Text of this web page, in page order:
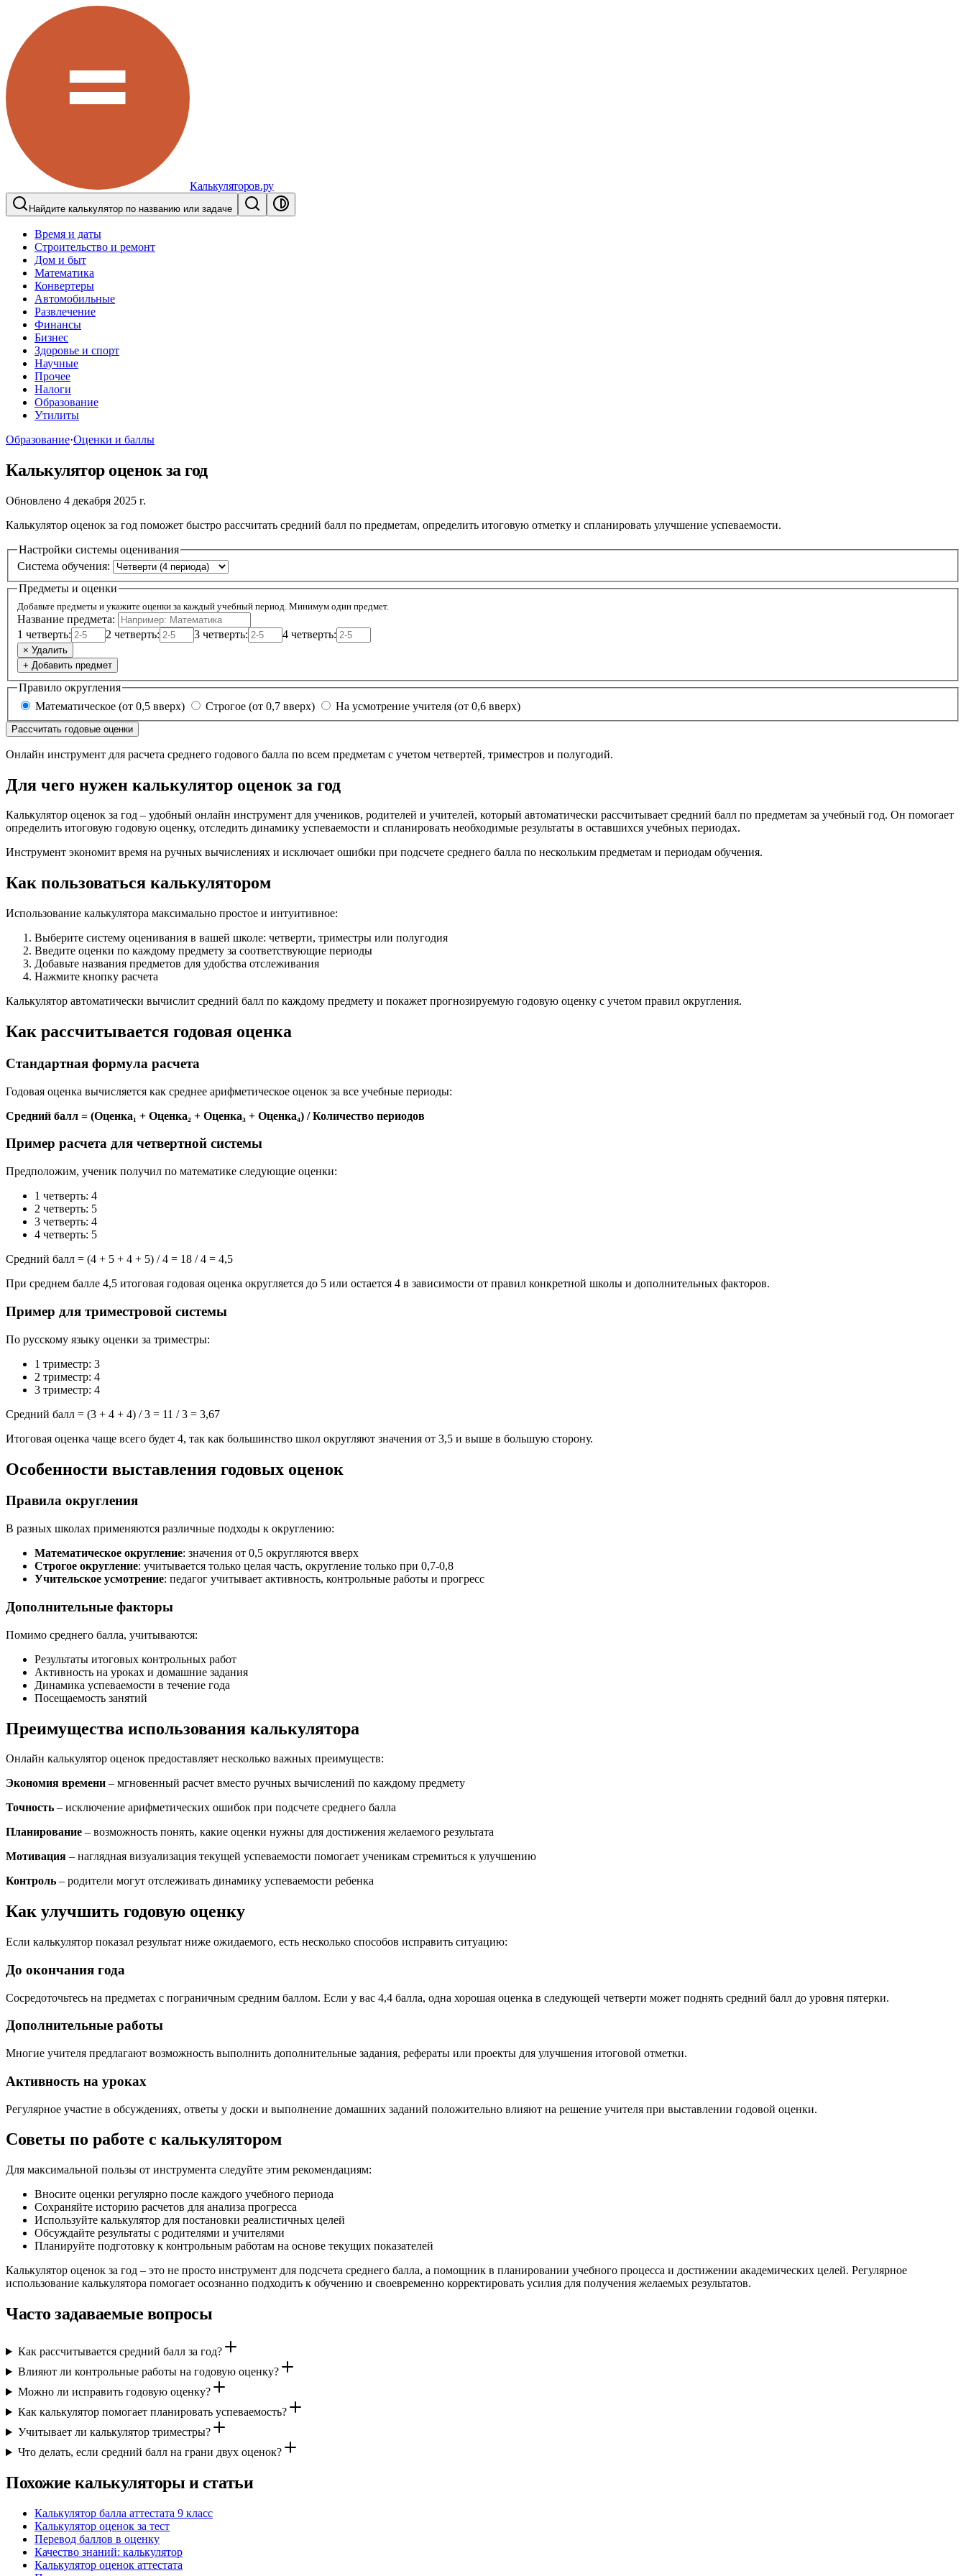
Калькуляторов.ру
Найдите калькулятор по названию или задаче
Время и даты
Строительство и ремонт
Дом и быт
Математика
Конвертеры
Автомобильные
Развлечение
Финансы
Бизнес
Здоровье и спорт
Научные
Прочее
Налоги
Образование
Утилиты
Образование·Оценки и баллы
Калькулятор оценок за год
Обновлено 4 декабря 2025 г.
Калькулятор оценок за год поможет быстро рассчитать средний балл по предметам, определить итоговую отметку и спланировать улучшение успеваемости.
Настройки системы оценивания
Система обучения:
Предметы и оценки
Добавьте предметы и укажите оценки за каждый учебный период. Минимум один предмет.
Название предмета:
1 четверть:
2 четверть: 3 четверть: 4 четверть:
× Удалить
+ Добавить предмет
Правило округления
Математическое (от 0,5 вверх)
Строгое (от 0,7 вверх) На усмотрение учителя (от 0,6 вверх)
Рассчитать годовые оценки
Онлайн инструмент для расчета среднего годового балла по всем предметам с учетом четвертей, триместров и полугодий.
Для чего нужен калькулятор оценок за год
Калькулятор оценок за год – удобный онлайн инструмент для учеников, родителей и учителей, который автоматически рассчитывает средний балл по предметам за учебный год. Он помогает
определить итоговую годовую оценку, отследить динамику успеваемости и спланировать необходимые результаты в оставшихся учебных периодах.
Инструмент экономит время на ручных вычислениях и исключает ошибки при подсчете среднего балла по нескольким предметам и периодам обучения.
Как пользоваться калькулятором
Использование калькулятора максимально простое и интуитивное:
Выберите систему оценивания в вашей школе: четверти, триместры или полугодия
Введите оценки по каждому предмету за соответствующие периоды
Добавьте названия предметов для удобства отслеживания
Нажмите кнопку расчета
Калькулятор автоматически вычислит средний балл по каждому предмету и покажет прогнозируемую годовую оценку с учетом правил округления.
Как рассчитывается годовая оценка
Стандартная формула расчета
Годовая оценка вычисляется как среднее арифметическое оценок за все учебные периоды:
Средний балл = (Оценка₁ + Оценка₂ + Оценка₃ + Оценка₄) / Количество периодов
Пример расчета для четвертной системы
Предположим, ученик получил по математике следующие оценки:
1 четверть: 4
2 четверть: 5
3 четверть: 4
4 четверть: 5
Средний балл = (4 + 5 + 4 + 5) / 4 = 18 / 4 = 4,5
При среднем балле 4,5 итоговая годовая оценка округляется до 5 или остается 4 в зависимости от правил конкретной школы и дополнительных факторов.
Пример для триместровой системы
По русскому языку оценки за триместры:
1 триместр: 3
2 триместр: 4
3 триместр: 4
Средний балл = (3 + 4 + 4) / 3 = 11 / 3 = 3,67
Итоговая оценка чаще всего будет 4, так как большинство школ округляют значения от 3,5 и выше в большую сторону.
Особенности выставления годовых оценок
Правила округления
В разных школах применяются различные подходы к округлению:
Математическое округление: значения от 0,5 округляются вверх
Строгое округление: учитывается только целая часть, округление только при 0,7-0,8
Учительское усмотрение: педагог учитывает активность, контрольные работы и прогресс
Дополнительные факторы
Помимо среднего балла, учитываются:
Результаты итоговых контрольных работ
Активность на уроках и домашние задания
Динамика успеваемости в течение года
Посещаемость занятий
Преимущества использования калькулятора
Онлайн калькулятор оценок предоставляет несколько важных преимуществ:
Экономия времени – мгновенный расчет вместо ручных вычислений по каждому предмету
Точность – исключение арифметических ошибок при подсчете среднего балла
Планирование – возможность понять, какие оценки нужны для достижения желаемого результата
Мотивация – наглядная визуализация текущей успеваемости помогает ученикам стремиться к улучшению
Контроль – родители могут отслеживать динамику успеваемости ребенка
Как улучшить годовую оценку
Если калькулятор показал результат ниже ожидаемого, есть несколько способов исправить ситуацию:
До окончания года
Сосредоточьтесь на предметах с пограничным средним баллом. Если у вас 4,4 балла, одна хорошая оценка в следующей четверти может поднять средний балл до уровня пятерки.
Дополнительные работы
Многие учителя предлагают возможность выполнить дополнительные задания, рефераты или проекты для улучшения итоговой отметки.
Активность на уроках
Регулярное участие в обсуждениях, ответы у доски и выполнение домашних заданий положительно влияют на решение учителя при выставлении годовой оценки.
Советы по работе с калькулятором
Для максимальной пользы от инструмента следуйте этим рекомендациям:
Вносите оценки регулярно после каждого учебного периода
Сохраняйте историю расчетов для анализа прогресса
Используйте калькулятор для постановки реалистичных целей
Обсуждайте результаты с родителями и учителями
Планируйте подготовку к контрольным работам на основе текущих показателей
Калькулятор оценок за год – это не просто инструмент для подсчета среднего балла, а помощник в планировании учебного процесса и достижении академических целей. Регулярное
использование калькулятора помогает осознанно подходить к обучению и своевременно корректировать усилия для получения желаемых результатов.
Часто задаваемые вопросы
Как рассчитывается средний балл за год?
Влияют ли контрольные работы на годовую оценку?
Можно ли исправить годовую оценку?
Как калькулятор помогает планировать успеваемость?
Учитывает ли калькулятор триместры?
Что делать, если средний балл на грани двух оценок?
Похожие калькуляторы и статьи
Калькулятор балла аттестата 9 класс
Калькулятор оценок за тест
Перевод баллов в оценку
Качество знаний: калькулятор
Калькулятор оценок аттестата